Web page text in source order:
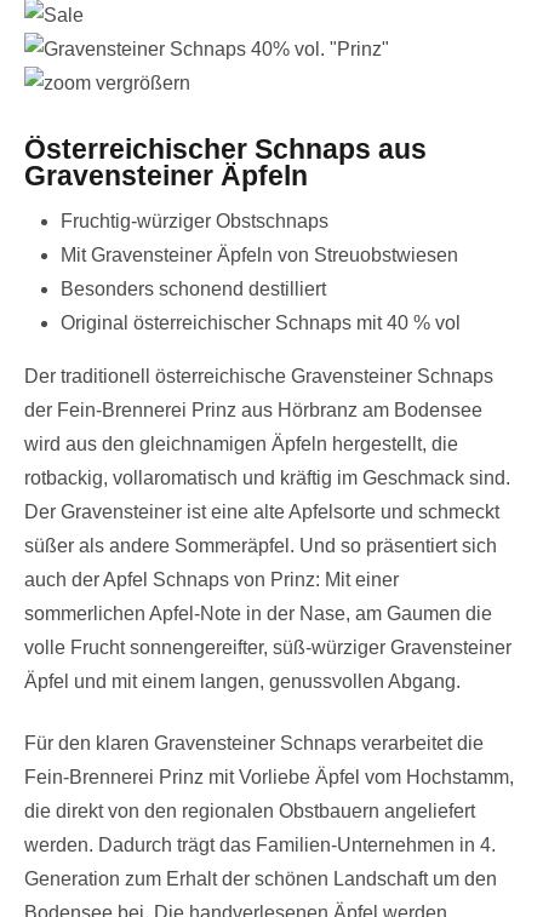
vergrößern
Österreichischer Schnaps aus
Gravensteiner Äpfeln
Fruchtig-würziger Obstschnaps
Mit Gravensteiner Äpfeln von Streuobstwiesen
Besonders schonend destilliert
Original österreichischer Schnaps mit 40 % vol
Der traditionell österreichische Gravensteiner Schnaps
der Fein-Brennerei Prinz aus Hörbranz am Bodensee
wird aus den gleichnamigen Äpfeln hergestellt, die
rotbackig, vollaromatisch und kräftig im Geschmack sind.
Der Gravensteiner ist eine alte Apfelsorte und schmeckt
süßer als andere Sommeräpfel. Und so präsentiert sich
auch der Apfel Schnaps von Prinz: Mit einer
sommerlichen Apfel-Note in der Nase, am Gaumen die
volle Frucht sonnengereifter, süß-würziger Gravensteiner
Äpfel und mit einem langen, genussvollen Abgang.
Für den klaren Gravensteiner Schnaps verarbeitet die
Fein-Brennerei Prinz mit Vorliebe Äpfel vom Hochstamm,
die direkt von den regionalen Obstbauern angeliefert
werden. Dadurch trägt das Familien-Unternehmen in 4.
Generation zum Erhalt der schönen Landschaft um den
Bodensee bei. Die handverlesenen Äpfel werden